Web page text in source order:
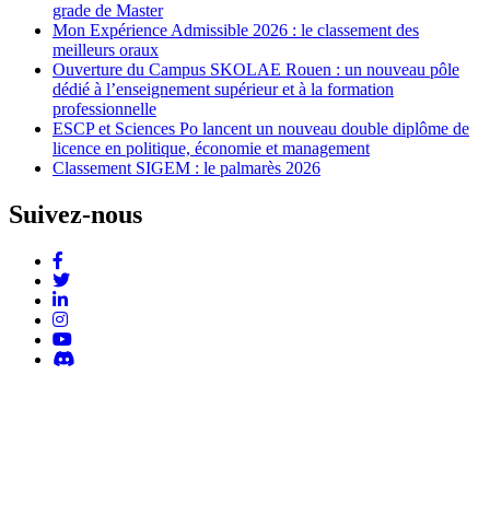
grade de Master
Mon Expérience Admissible 2026 : le classement des
meilleurs oraux
Ouverture du Campus SKOLAE Rouen : un nouveau pôle
dédié à l’enseignement supérieur et à la formation
professionnelle
ESCP et Sciences Po lancent un nouveau double diplôme de
licence en politique, économie et management
Classement SIGEM : le palmarès 2026
Suivez-nous